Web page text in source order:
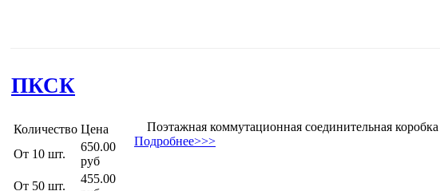
ПКСК
Количество Цена
От 10 шт.
650.00
руб
От 50 шт.
455.00
Поэтажная коммутационная соединительная
Подробнее>>>